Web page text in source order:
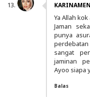
Ya Allah
Jaman
punya
sangat
jaminan
Ayoo siapa
Balas